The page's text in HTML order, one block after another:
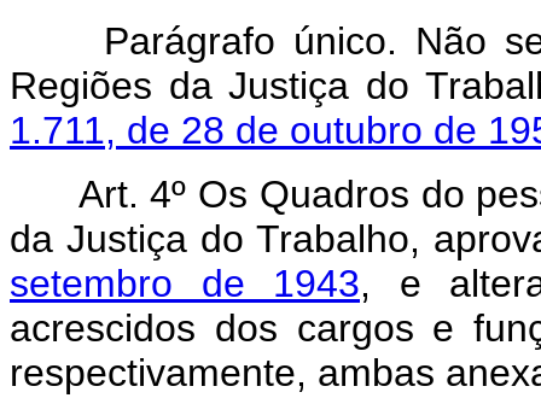
Parágrafo único. Não
Regiões da Justiça do
1.711, de 28 de outubro de
Art. 4º Os Quadros do
da Justiça do Trabalho,
setembro de 1943, e
acrescidos dos cargos e
respectivamente, ambas